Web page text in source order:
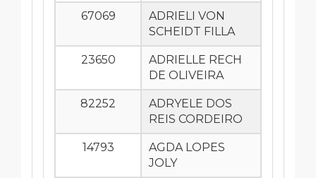
67069
ADRIELI VON
SCHEIDT FILLA
23650
ADRIELLE RECH
DE OLIVEIRA
82252
ADRYELE DOS
REIS CORDEIRO
14793
AGDA LOPES
JOLY